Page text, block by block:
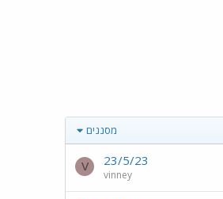
מסננים
23/5/23
vinney
V